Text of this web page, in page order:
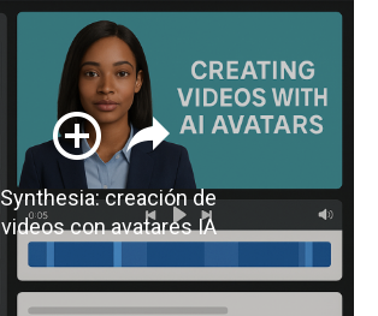
Synthesia: creación de
videos con avatares IA